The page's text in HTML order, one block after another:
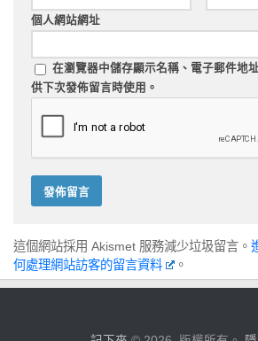
個人網站網址
在瀏覽器中儲存顯示名稱、電子郵件地
供下次發佈留言時使用。
這個網站採用 Akismet 服務減少垃圾留言。
何處理網站訪客的留言資料
。